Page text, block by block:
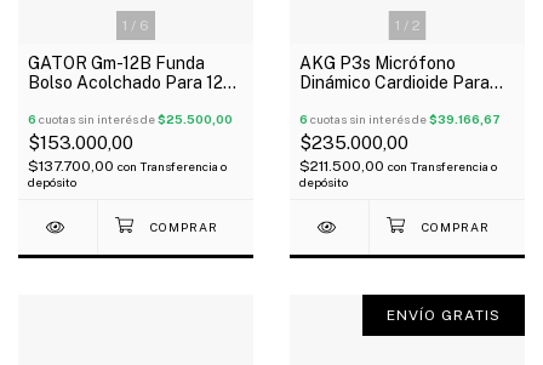
1 / 6
GATOR Gm-12B Funda
Bolso Acolchado Para 12
6 cuotas sin interés de$25.500,00
$153.000,00
$137.700,00 con Transferencia o
depósito
1 / 2
AKG P3s Micrófono
Dinámico Cardioide Para
6 cuotas sin interés de$39.166,67
$235.000,00
$211.500,00 con Transferencia o
depósito
ENVÍO GRATIS